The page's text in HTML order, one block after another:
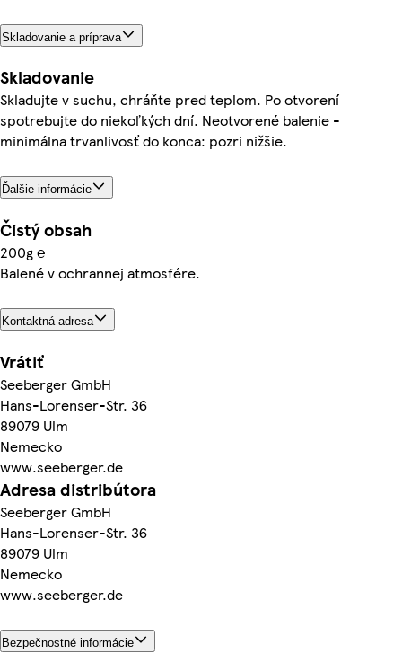
Skladovanie a príprava
Skladovanie
Skladujte v suchu, chráňte pred teplom. Po otvorení
spotrebujte do niekoľkých dní. Neotvorené balenie -
minimálna trvanlivosť do konca: pozri nižšie.
Ďalšie informácie
Čistý obsah
200g ℮
Balené v ochrannej atmosfére.
Kontaktná adresa
Vrátiť
Seeberger GmbH
Hans-Lorenser-Str. 36
89079 Ulm
Nemecko
www.seeberger.de
Adresa distribútora
Seeberger GmbH
Hans-Lorenser-Str. 36
89079 Ulm
Nemecko
www.seeberger.de
Bezpečnostné informácie